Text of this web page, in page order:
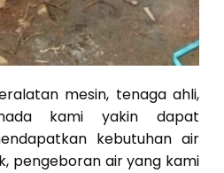
mesin, tenaga ahli,
kami yakin dapat
kebutuhan air
pengeboran air yang kami